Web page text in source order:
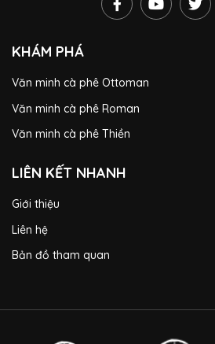
KHÁM PHÁ
Văn minh cà phê Ottoman
Văn minh cà phê Roman
Văn minh cà phê Thiền
LIÊN KẾT NHANH
Giới thiệu
Liên hệ
Bản đồ tham quan